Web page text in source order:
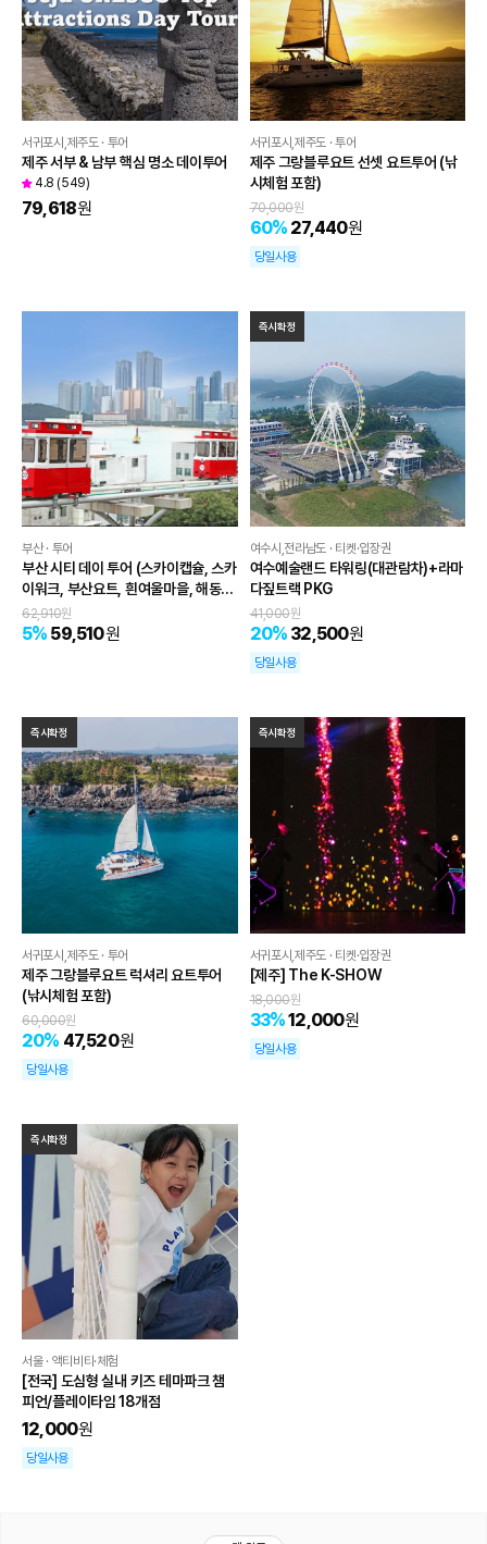
서귀포시,제주도 · 투어
제주 서부 & 남부 핵심 명소 데이투어
4.8 (549)
79,618원
서귀포시,제주도 · 투어
제주 그랑블루요트 선셋 요트투어 (낚
시체험 포함)
70,000원
60% 27,440원
당일사용
부산 · 투어
부산 시티 데이 투어 (스카이캡슐, 스카
이워크, 부산요트, 흰여울마을, 해동용
궁사, 감천문화마을)
62,910원
5% 59,510원
즉시확정
여수시,전라남도 · 티켓·입장권
여수예술랜드 타워링(대관람차)+라마
다짚트랙 PKG
41,000원
20% 32,500원
당일사용
즉시확정
서귀포시,제주도 · 투어
제주 그랑블루요트 럭셔리 요트투어
(낚시체험 포함)
60,000원
20% 47,520원
당일사용
즉시확정
서귀포시,제주도 · 티켓·입장권
[제주] The K-SHOW
18,000원
33%12,000원
당일사용
즉시확정
서울 · 액티비티·체험
[전국] 도심형 실내 키즈 테마파크 챔
피언/플레이타임 18개점
12,000원
당일사용